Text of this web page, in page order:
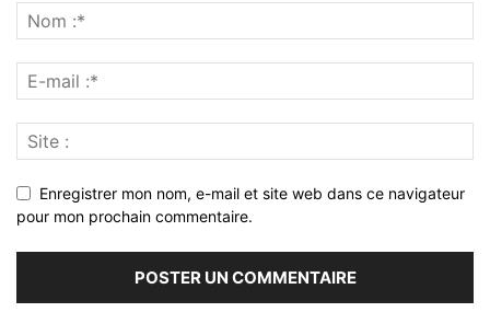
Enregistrer mon nom, e-mail et site web dans ce navigateur
pour mon prochain commentaire.